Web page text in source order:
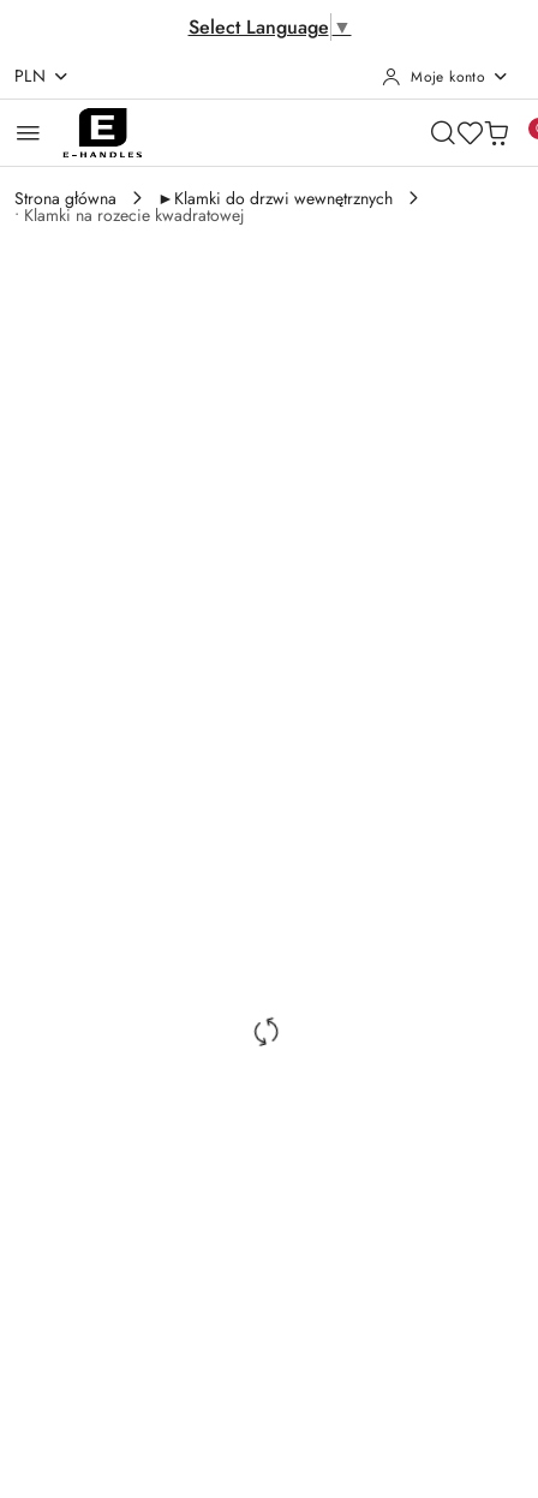
Select Language ▼
Przejdź do treści głównej
Przejdź do wyszukiwarki
Przejdź do moje konto
Przejdź do menu głównego
Przejdź do opisu produktu
Przejdź do stopki
PLN Moje konto
Strona główna ►Klamki do drzwi wewnętrznych
• Klamki na rozecie kwadratowej